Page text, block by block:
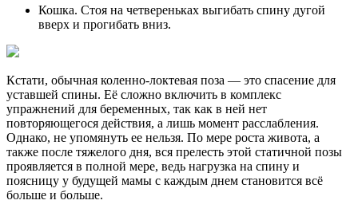
Кошка. Стоя на четвереньках выгибать спину дугой
вверх и прогибать вниз.
Кстати, обычная коленно-локтевая поза — это спасение для
уставшей спины. Её сложно включить в комплекс
упражнений для беременных, так как в ней нет
повторяющегося действия, а лишь момент расслабления.
Однако, не упомянуть ее нельзя. По мере роста живота, а
также после тяжелого дня, вся прелесть этой статичной позы
проявляется в полной мере, ведь нагрузка на спину и
поясницу у будущей мамы с каждым днем становится всё
больше и больше.